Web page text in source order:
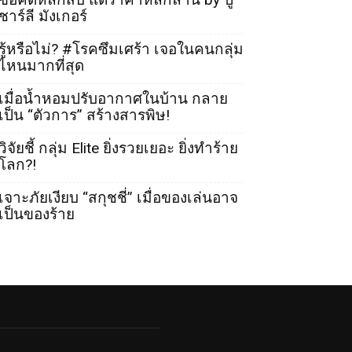
าร์ลี มังเกอร์
หรือไม่? #โรคซึมเศร้า เจอในคนกลุ่ม
หนมากที่สุด
มื่อน้ำหอมปรับอากาศในบ้าน กลาย
ป็น “ตัวการ” สร้างสารพิษ!
จัยชี้ กลุ่ม Elite ยิ่งรวยเยอะ ยิ่งทำร้าย
ลก?!
จาะภัยเงียบ “สกุชชี่” เมื่อของเล่นอาจ
ป็นของร้าย